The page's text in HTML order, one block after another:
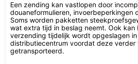
Een zending kan vastlopen door
douaneformulieren, invoerbeperkingen
Soms worden pakketten
wat extra tijd in beslag neemt. Ook
verzending tijdelijk wordt opgeslagen
distributiecentrum voordat deze verder
getransporteerd.